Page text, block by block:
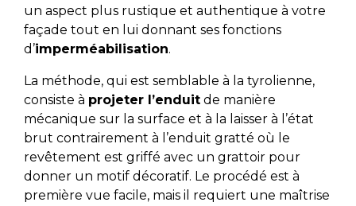
un aspect plus rustique et authentique à votre
façade tout en lui donnant ses fonctions
d’imperméabilisation.
La méthode, qui est semblable à la tyrolienne,
consiste à projeter l’enduitde manière
mécanique sur la surface et à la laisser à l’état
brut contrairement à l’enduit gratté où le
revêtement est griffé avec un grattoir pour
donner un motif décoratif. Le procédé est à
première vue facile, mais il requiert une maîtrise